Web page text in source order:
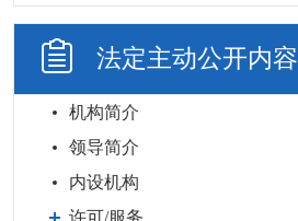
法定主动公开内容
机构简介
领导简介
内设机构
许可/服务